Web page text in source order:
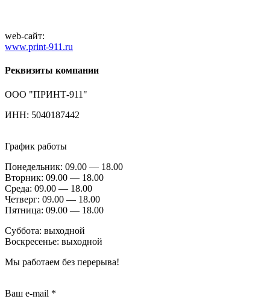
web-сайт:
www.print-911.ru
Реквизиты компании
ООО "ПРИНТ-911"
ИНН: 5040187442
График работы
Понедельник: 09.00 — 18.00
Вторник: 09.00 — 18.00
Среда: 09.00 — 18.00
Четверг: 09.00 — 18.00
Пятница: 09.00 — 18.00
Суббота: выходной
Воскресенье: выходной
Мы работаем без перерыва!
Ваш e-mail *